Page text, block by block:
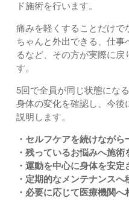
ド施術を行います。
痛みを軽くすることだけで
ちゃんと外出できる、仕事
るなど、その方が実際に戻
す。
5回で全員が同じ状態にな
身体の変化を確認し、今後
説明します。
・セルフケアを続けながら
・残っているお悩みへ施術
・運動を中心に身体を安定
・定期的なメンテナンスへ
・必要に応じて医療機関へ